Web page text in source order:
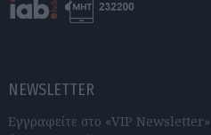
NEWSLETTER
Εγγραφείτε στο «VIP Newsletter»